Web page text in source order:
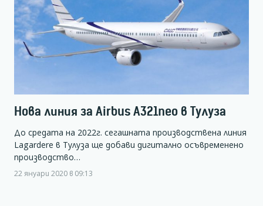
Нова линия за Airbus А321neo в Тулуза
До средата на 2022г. сегашната производствена линия
Lagardere в Тулуза ще добави дигитално осъвременено
производство…
22 януари 2020 в 09:13